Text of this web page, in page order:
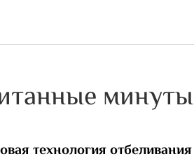
минуты
технология отбеливания